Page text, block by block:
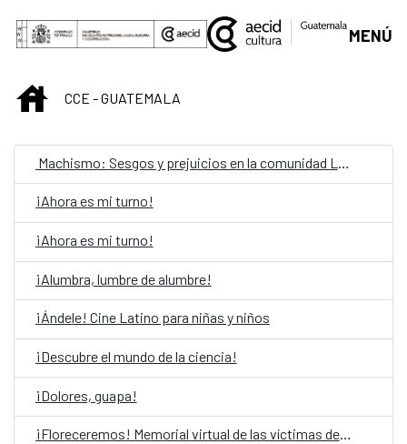
Skip to Main Content
MENÚ
INICIOCCE - GUATEMALA
Machismo: Sesgos y prejuicios en la comunidad LGBTIQ
¡Ahora es mi turno!
¡Ahora es mi turno!
¡Alumbra, lumbre de alumbre!
¡Ándele! Cine Latino para niñas y niños
¡Descubre el mundo de la ciencia!
¡Dolores, guapa!
¡Floreceremos! Memorial virtual de las víctimas del Conflicto Armado Interno en Guatemala